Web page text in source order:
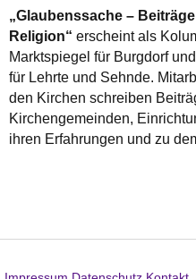
„Glaubenssache –
Religion“ erscheint als
Marktspiegel für Burgdorf
für Lehrte und Sehnde.
den Kirchen schreiben
Kirchengemeinden,
ihren Erfahrungen und zu